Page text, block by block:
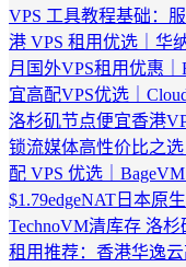
VPS 工具教程基础：
港 VPS 租用优选｜华
月 国外VPS租用优惠
宜高配VPS优选｜
洛杉矶节点便宜香港
锁流媒体高性价比之
配 VPS 优选｜
$1.79edgeNAT日本原
TechnoVM清库存 洛
租用推荐：香港华逸